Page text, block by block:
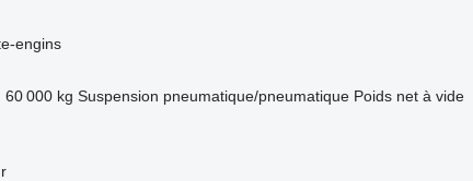
engins
60 000 kg Suspension pneumatique/pneumatique Poids net à vide